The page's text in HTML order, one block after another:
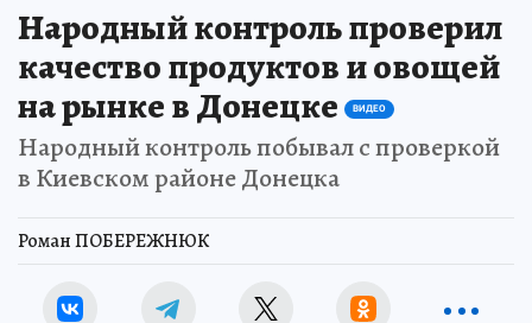
Народный контроль проверил
качество продуктов и овощей
на рынке в Донецке
ВИДЕО
Народный контроль побывал с проверкой
в Киевском районе Донецка
Роман ПОБЕРЕЖНЮК